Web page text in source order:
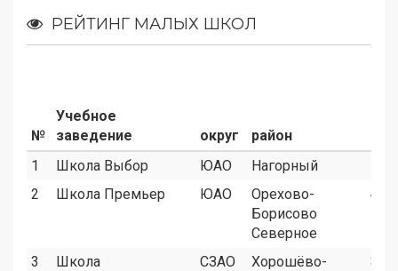
РЕЙТИНГ МАЛЫХ ШКОЛ
№
Учебное
заведение
округ район
1
Школа Выбор ЮАО Нагорный
2
Школа Премьер ЮАО
Орехово-
Борисово
Северное
4
3
Школа
СЗАО
Хорошёво-
3